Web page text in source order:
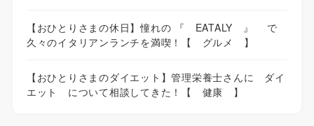
【おひとりさまの休日】憧れの 『 EATALY 』 で
久々のイタリアンランチを満喫！【 グルメ 】
【おひとりさまのダイエット】管理栄養士さんに ダイ
エット について相談してきた！【 健康 】